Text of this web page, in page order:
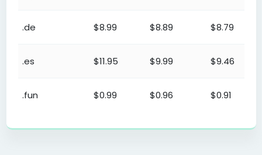
.de $8.99 $8.89 $8.79
.es $11.95 $9.99 $9.46
.fun $0.99 $0.96 $0.91
.gen.tr $2.01 $1.94 $1.90